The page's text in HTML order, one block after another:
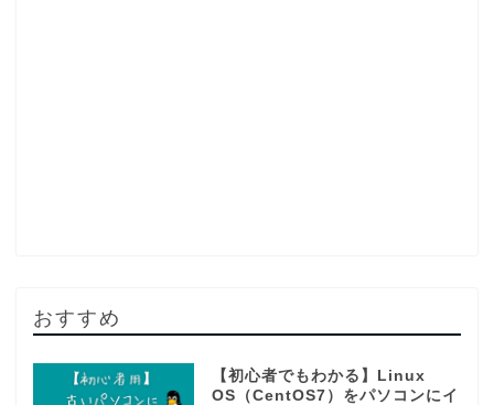
おすすめ
【初心者でもわかる】Linux
OS（CentOS7）をパソコンにイ